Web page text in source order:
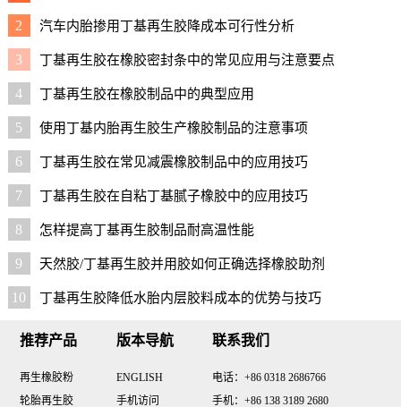
2 汽车内胎掺用丁基再生胶降成本可行性分析
3 丁基再生胶在橡胶密封条中的常见应用与注意要点
4 丁基再生胶在橡胶制品中的典型应用
5 使用丁基内胎再生胶生产橡胶制品的注意事项
6 丁基再生胶在常见减震橡胶制品中的应用技巧
7 丁基再生胶在自粘丁基腻子橡胶中的应用技巧
8 怎样提高丁基再生胶制品耐高温性能
9 天然胶/丁基再生胶并用胶如何正确选择橡胶助剂
10 丁基再生胶降低水胎内层胶料成本的优势与技巧
推荐产品
再生橡胶粉
轮胎再生胶
版本导航
ENGLISH
手机访问
联系我们
电话：+86 0318 2686766
手机：+86 138 3189 2680